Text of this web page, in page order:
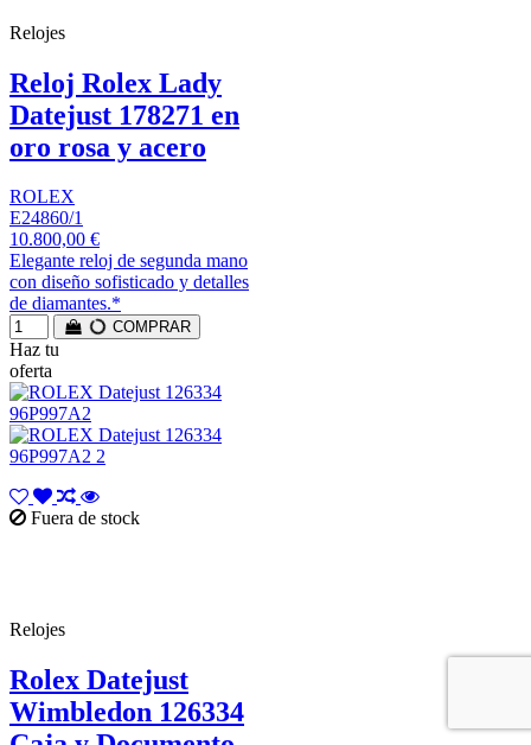
Relojes
Reloj Rolex Lady
Datejust 178271 en
oro rosa y acero
ROLEX
E24860/1
10.800,00 €
Elegante reloj de segunda mano
con diseño sofisticado y detalles
de diamantes.*
COMPRAR
Haz tu
oferta
Fuera de stock
Relojes
Rolex Datejust
Wimbledon 126334